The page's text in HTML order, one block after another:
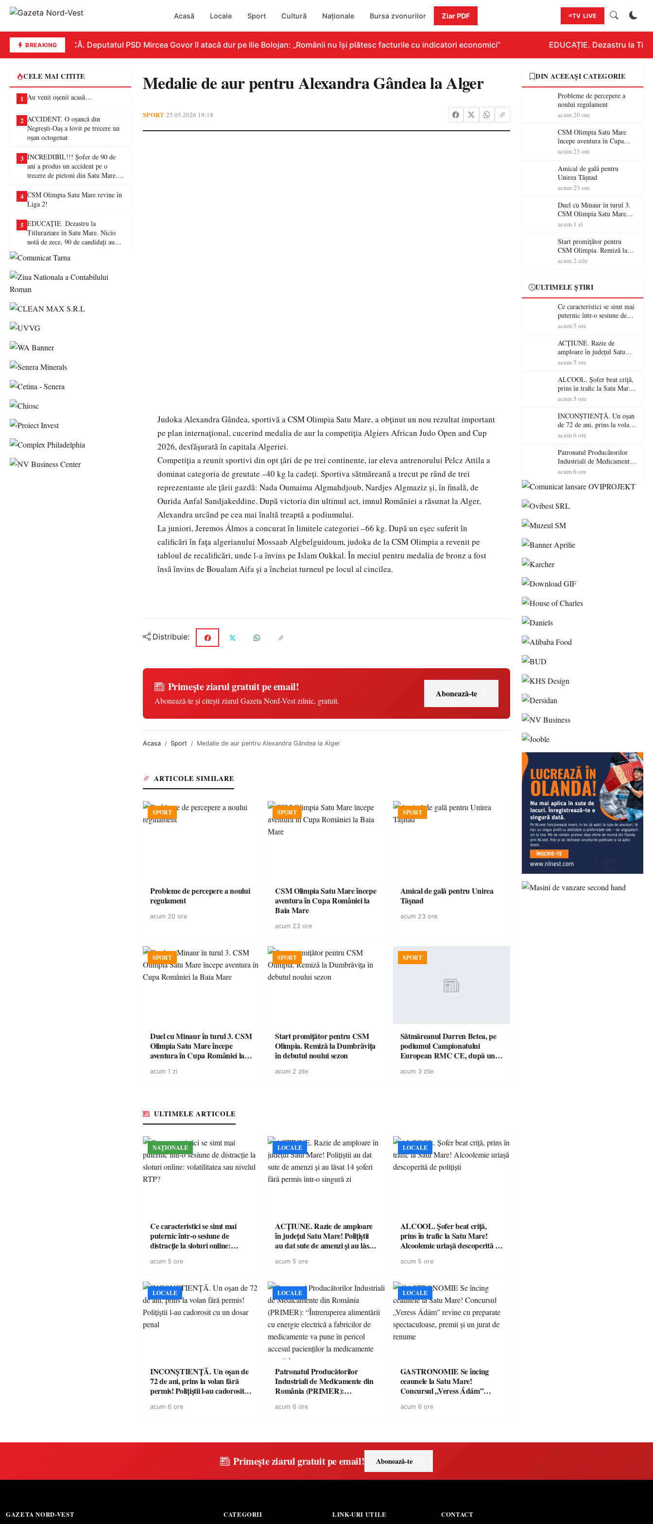
Acasă Locale Sport Cultură Naționale Bursa zvonurilor Ziar PDF TV LIVE
BREAKINGREPLICĂ. Deputatul PSD Mircea Govor îl atacă dur pe Ilie Bolojan: „Românii nu își plătesc facturile cu indicatori economici” EDUCAȚIE. Dezastru la
CELE MAI CITITE
1 Au venit oșenii acasă…
2 ACCIDENT. O oșancă din
Negrești-Oaș a lovit pe trecere un
oșan octogenar
3 INCREDIBIL!!! Șofer de 90 de
ani a produs un accident pe o
trecere de pietoni din Satu Mare. O
4 CSM Olimpia Satu Mare revine în
Liga 2!
5 EDUCAȚIE. Dezastru la
Titluraziare în Satu Mare. Nicio
notă de zece, 90 de candidați au
Medalie de aur pentru Alexandra Gândea la Alger
SPORT•25.05.2026 19:18
Judoka Alexandra Gândea, sportivă a CSM Olimpia Satu Mare, a obținut un nou rezultat important
pe plan internațional, cucerind medalia de aur la competiția Algiers African Judo Open and Cup
2026, desfășurată în capitala Algeriei.
Competiția a reunit sportivi din opt țări de pe trei continente, iar eleva antrenorului Pelcz Attila a
dominat categoria de greutate –40 kg la cadeți. Sportiva sătmăreană a trecut pe rând de trei
reprezentante ale țării gazdă: Nada Oumaima Algmahdjoub, Nardjes Algmaziz și, în finală, de
Ourida Anfal Sandjakeddine. După victoria din ultimul act, imnul României a răsunat la Alger,
Alexandra urcând pe cea mai înaltă treaptă a podiumului.
La juniori, Jeremos Álmos a concurat în limitele categoriei –66 kg. După un eșec suferit în
calificări în fața algerianului Mossaab Algbelguidoum, judoka de la CSM Olimpia a revenit pe
tabloul de recalificări, unde l-a învins pe Islam Oukkal. În meciul pentru medalia de bronz a fost
însă învins de Boualam Aifa și a încheiat turneul pe locul al cincilea.
Distribuie:
Primește ziarul gratuit pe email!
Abonează-te și citești ziarul Gazeta Nord-Vest zilnic, gratuit.
Abonează-te
Acasa Sport Medalie de aur pentru Alexandra Gândea la Alger
ARTICOLE SIMILARE
SPORT
Probleme de percepere a noului
regulament
acum 20 ore
SPORT
CSM Olimpia Satu Mare începe
aventura în Cupa României la
Baia Mare
acum 23 ore
SPORT
Amical de gală pentru Unirea
Tășnad
acum 23 ore
SPORT
Duel cu Minaur în turul 3. CSM
Olimpia Satu Mare începe
aventura în Cupa României la
acum 1 zi
SPORT
Start promițător pentru CSM
Olimpia. Remiză la Dumbrăvița
în debutul noului sezon
acum 2 zile
SPORT
Sătmăreanul Darren Betea, pe
podiumul Campionatului
European RMC CE, după un
Räikkönen
acum 3 zile
ULTIMELE ARTICOLE
NAȚIONALE
Ce caracteristici se simt mai
puternic într-o sesiune de
distracție la sloturi online:
acum 5 ore
LOCALE
ACȚIUNE. Razie de amploare
în județul Satu Mare! Polițiștii
au dat sute de amenzi și au lăsat
singură zi
acum 5 ore
LOCALE
ALCOOL. Șofer beat criță,
prins în trafic la Satu Mare!
Alcoolemie uriașă descoperită de
acum 5 ore
LOCALE
INCONȘTIENȚĂ. Un oșan de
72 de ani, prins la volan fără
permis! Polițiștii l-au cadorosit
acum 6 ore
LOCALE
Patronatul Producătorilor
Industriali de Medicamente din
România (PRIMER):
energie electrică a fabricilor de
acum 6 ore
LOCALE
GASTRONOMIE Se încing
ceaunele la Satu Mare!
Concursul „Veress Ádám”
spectaculoase, premii și un jurat
acum 6 ore
DIN ACEEAȘI CATEGORIE
Probleme de percepere a
noului regulament
acum 20 ore
CSM Olimpia Satu Mare
începe aventura în Cupa
României la Baia Mare
acum 23 ore
Amical de gală pentru
Unirea Tășnad
acum 23 ore
Duel cu Minaur în turul 3.
CSM Olimpia Satu Mare
începe aventura în Cupa
acum 1 zi
Start promițător pentru
CSM Olimpia. Remiză la
Dumbrăvița în debutul
acum 2 zile
ULTIMELE ȘTIRI
Ce caracteristici se simt mai
puternic într-o sesiune de
distracție la sloturi online:
RTP?
acum 5 ore
ACȚIUNE. Razie de
amploare în județul Satu
Mare! Polițiștii au dat sute
șoferi fără permis într-o
singură zi
acum 5 ore
ALCOOL. Șofer beat criță,
prins în trafic la Satu Mare!
Alcoolemie uriașă
acum 5 ore
INCONȘTIENȚĂ. Un oșan
de 72 de ani, prins la volan
fără permis! Polițiștii l-au
acum 6 ore
Patronatul Producătorilor
Industriali de Medicamente
din România (PRIMER):
energie electrică a fabricilor
pericol accesul pacienților la
acum 6 ore
Primește ziarul gratuit pe email! Abonează-te
GAZETA NORD-VEST CATEGORII LINK-URI UTILE CONTACT